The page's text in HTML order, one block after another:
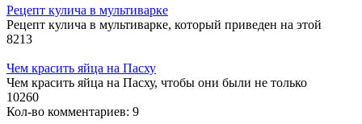
Рецепт кулича в мультиварке
Рецепт кулича в мультиварке, который приведен на этой
8213
Чем красить яйца на Пасху
Чем красить яйца на Пасху, чтобы они были не только
10260
Кол-во комментариев: 9